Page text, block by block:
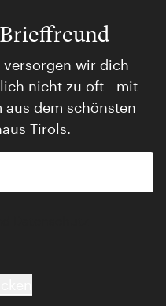
versorgen wir dich
nicht zu oft - mit
aus dem schönsten
Tirols.